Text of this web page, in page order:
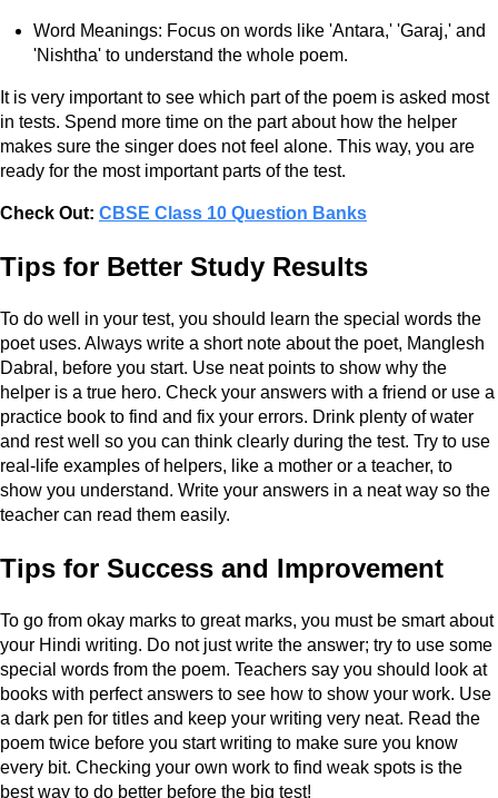
Word Meanings: Focus on words like 'Antara,' 'Garaj,' and
'Nishtha' to understand the whole poem.
It is very important to see which part of the poem is asked most
in tests. Spend more time on the part about how the helper
makes sure the singer does not feel alone. This way, you are
ready for the most important parts of the test.
Check Out: CBSE Class 10 Question Banks
Tips for Better Study Results
To do well in your test, you should learn the special words the
poet uses. Always write a short note about the poet, Manglesh
Dabral, before you start. Use neat points to show why the
helper is a true hero. Check your answers with a friend or use a
practice book to find and fix your errors. Drink plenty of water
and rest well so you can think clearly during the test. Try to use
real-life examples of helpers, like a mother or a teacher, to
show you understand. Write your answers in a neat way so the
teacher can read them easily.
Tips for Success and Improvement
To go from okay marks to great marks, you must be smart about
your Hindi writing. Do not just write the answer; try to use some
special words from the poem. Teachers say you should look at
books with perfect answers to see how to show your work. Use
a dark pen for titles and keep your writing very neat. Read the
poem twice before you start writing to make sure you know
every bit. Checking your own work to find weak spots is the
best way to do better before the big test!